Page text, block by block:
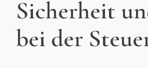
Sicherheit
bei der